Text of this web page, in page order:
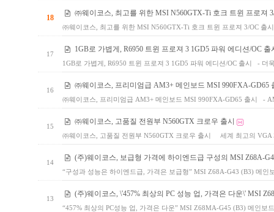
18
㈜웨이코스, 최고를 위한 MSI N560GTX-Ti 호크 트윈 프로져
㈜웨이코스, 최고를 위한 MSI N560GTX-Ti 호크 트윈 프로져 3/OC
17
1GB로 가볍게, R6950 트윈 프로져 3 1GD5 파워 에디션/OC 출
1GB로 가볍게, R6950 트윈 프로져 3 1GD5 파워 에디션/OC 출시 -
16
㈜웨이코스, 프리미엄급 AM3+ 메인보드 MSI 990FXA-GD65
㈜웨이코스, 프리미엄급 AM3+ 메인보드 MSI 990FXA-GD65 출시 -
15
㈜웨이코스, 고품질 전원부 N560GTX 크로우 출시
㈜웨이코스, 고품질 전원부 N560GTX 크로우 출시 세계 최고의
14
(주)웨이코스, 보급형 가격에 하이엔드급 구성의 MSI Z68A-
“구성과 성능은 하이엔드급, 가격은 보급형” MSI Z68A-G43 (B3) 메
13
(주)웨이코스, \'457% 최상의 PC 성능 업, 가격은 다운\' MSI
“457% 최상의 PC성능 업, 가격은 다운” MSI Z68MA-G45 (B3) 메인